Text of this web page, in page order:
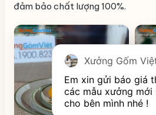
đảm bảo chất lượng 100%.
Em xin gửi báo giá
các mẫu xưởng mới
cho bên mình nhé !